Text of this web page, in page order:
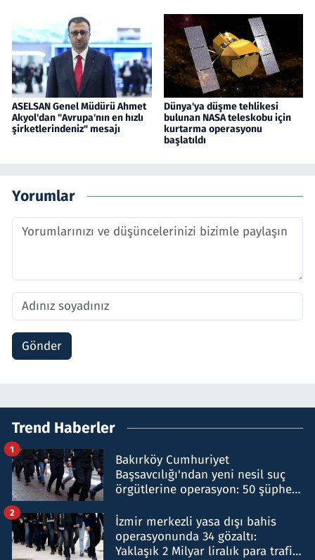
ASELSAN Genel Müdürü Ahmet
Akyol'dan "Avrupa'nın en hızlı
şirketlerindeniz" mesajı
Dünya'ya düşme tehlikesi
bulunan NASA teleskobu için
kurtarma operasyonu
başlatıldı
Yorumlar
Gönder
Trend Haberler
Bakırköy Cumhuriyet
Başsavcılığı'ndan yeni nesil suç
örgütlerine operasyon: 50 şüpheli
1
İzmir merkezli yasa dışı bahis
operasyonunda 34 gözaltı:
Yaklaşık 2 Milyar liralık para trafiği
2